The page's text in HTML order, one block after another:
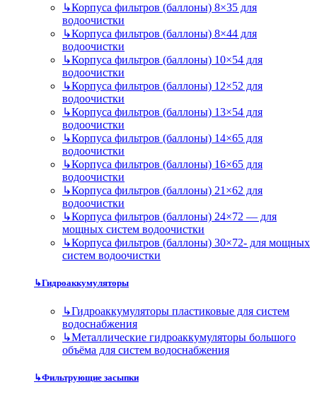
↳Корпуса фильтров (баллоны) 8×35 для
водоочистки
↳Корпуса фильтров (баллоны) 8×44 для
водоочистки
↳Корпуса фильтров (баллоны) 10×54 для
водоочистки
↳Корпуса фильтров (баллоны) 12×52 для
водоочистки
↳Корпуса фильтров (баллоны) 13×54 для
водоочистки
↳Корпуса фильтров (баллоны) 14×65 для
водоочистки
↳Корпуса фильтров (баллоны) 16×65 для
водоочистки
↳Корпуса фильтров (баллоны) 21×62 для
водоочистки
↳Корпуса фильтров (баллоны) 24×72 — для
мощных систем водоочистки
↳Корпуса фильтров (баллоны) 30×72- для мощных
систем водоочистки
↳Гидроаккумуляторы
↳Гидроаккумуляторы пластиковые для систем
водоснабжения
↳Металлические гидроаккумуляторы большого
объёма для систем водоснабжения
↳Фильтрующие засыпки